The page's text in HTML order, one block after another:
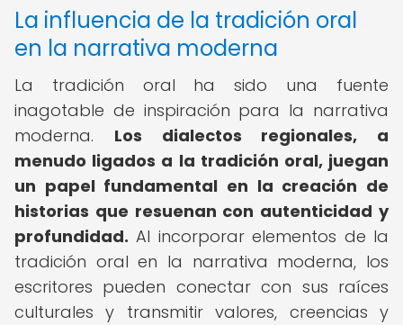
La influencia de la tradición oral
en la narrativa moderna
La tradición oral ha sido una fuente
inagotable de inspiración para la narrativa
moderna. Los dialectos regionales, a
menudo ligados a la tradición oral, juegan
un papel fundamental en la creación de
historias que resuenan con autenticidad y
profundidad. Al incorporar elementos de la
tradición oral en la narrativa moderna, los
escritores pueden conectar con sus raíces
culturales y transmitir valores, creencias y